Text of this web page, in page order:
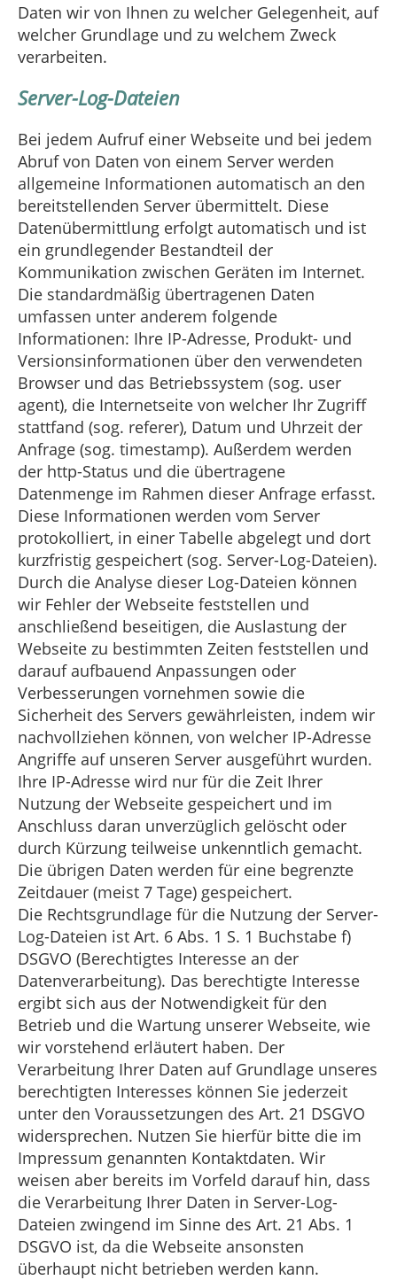
Daten wir von Ihnen zu welcher Gelegenheit, auf
welcher Grundlage und zu welchem Zweck
verarbeiten.
Server-Log-Dateien
Bei jedem Aufruf einer Webseite und bei jedem
Abruf von Daten von einem Server werden
allgemeine Informationen automatisch an den
bereitstellenden Server übermittelt. Diese
Datenübermittlung erfolgt automatisch und ist
ein grundlegender Bestandteil der
Kommunikation zwischen Geräten im Internet.
Die standardmäßig übertragenen Daten
umfassen unter anderem folgende
Informationen: Ihre IP-Adresse, Produkt- und
Versionsinformationen über den verwendeten
Browser und das Betriebssystem (sog. user
agent), die Internetseite von welcher Ihr Zugriff
stattfand (sog. referer), Datum und Uhrzeit der
Anfrage (sog. timestamp). Außerdem werden
der http-Status und die übertragene
Datenmenge im Rahmen dieser Anfrage erfasst.
Diese Informationen werden vom Server
protokolliert, in einer Tabelle abgelegt und dort
kurzfristig gespeichert (sog. Server-Log-Dateien).
Durch die Analyse dieser Log-Dateien können
wir Fehler der Webseite feststellen und
anschließend beseitigen, die Auslastung der
Webseite zu bestimmten Zeiten feststellen und
darauf aufbauend Anpassungen oder
Verbesserungen vornehmen sowie die
Sicherheit des Servers gewährleisten, indem wir
nachvollziehen können, von welcher IP-Adresse
Angriffe auf unseren Server ausgeführt wurden.
Ihre IP-Adresse wird nur für die Zeit Ihrer
Nutzung der Webseite gespeichert und im
Anschluss daran unverzüglich gelöscht oder
durch Kürzung teilweise unkenntlich gemacht.
Die übrigen Daten werden für eine begrenzte
Zeitdauer (meist 7 Tage) gespeichert.
Die Rechtsgrundlage für die Nutzung der Server-
Log-Dateien ist Art. 6 Abs. 1 S. 1 Buchstabe f)
DSGVO (Berechtigtes Interesse an der
Datenverarbeitung). Das berechtigte Interesse
ergibt sich aus der Notwendigkeit für den
Betrieb und die Wartung unserer Webseite, wie
wir vorstehend erläutert haben. Der
Verarbeitung Ihrer Daten auf Grundlage unseres
berechtigten Interesses können Sie jederzeit
unter den Voraussetzungen des Art. 21 DSGVO
widersprechen. Nutzen Sie hierfür bitte die im
Impressum genannten Kontaktdaten. Wir
weisen aber bereits im Vorfeld darauf hin, dass
die Verarbeitung Ihrer Daten in Server-Log-
Dateien zwingend im Sinne des Art. 21 Abs. 1
DSGVO ist, da die Webseite ansonsten
überhaupt nicht betrieben werden kann.